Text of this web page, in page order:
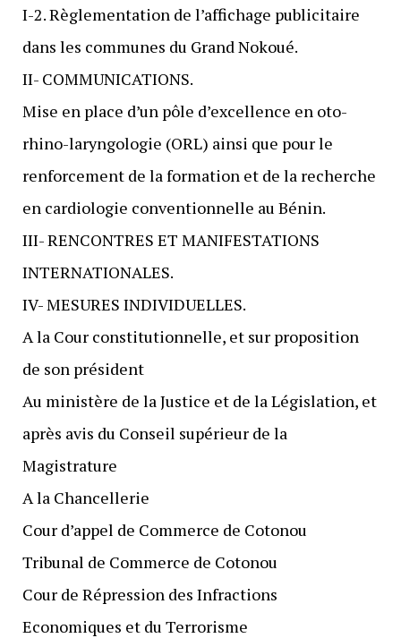
I-2. Règlementation de l’affichage publicitaire
dans les communes du Grand Nokoué.
II- COMMUNICATIONS.
Mise en place d’un pôle d’excellence en oto-
rhino-laryngologie (ORL) ainsi que pour le
renforcement de la formation et de la recherche
en cardiologie conventionnelle au Bénin.
III- RENCONTRES ET MANIFESTATIONS
INTERNATIONALES.
IV- MESURES INDIVIDUELLES.
A la Cour constitutionnelle, et sur proposition
de son président
Au ministère de la Justice et de la Législation, et
après avis du Conseil supérieur de la
Magistrature
A la Chancellerie
Cour d’appel de Commerce de Cotonou
Tribunal de Commerce de Cotonou
Cour de Répression des Infractions
Economiques et du Terrorisme